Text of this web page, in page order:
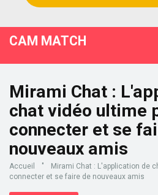
CAM MATCH
Mirami Chat :
chat vidéo ultime
connecter et se
nouveaux amis
Accueil "
Mirami Chat : L'application de
connecter et se faire de nouveaux amis